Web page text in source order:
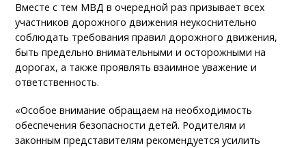
Вместе с тем МВД в очередной раз призывает всех
участников дорожного движения неукоснительно
соблюдать требования правил дорожного движения,
быть предельно внимательными и осторожными на
дорогах, а также проявлять взаимное уважение и
ответственность.
«Особое внимание обращаем на необходимость
обеспечения безопасности детей. Родителям и
законным представителям рекомендуется усилить